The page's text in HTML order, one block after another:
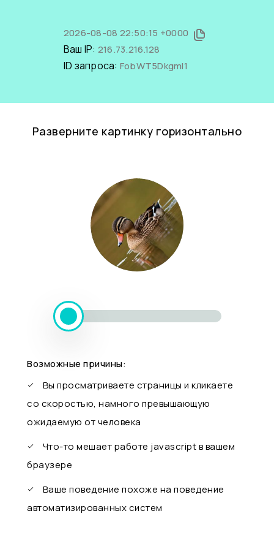
2026-08-08 22:50:15 +0000
Ваш IP: 216.73.216.128
ID запроса: FobWT5DkgmI1
Разверните картинку горизонтально
Возможные причины:
Вы просматриваете страницы и кликаете
со скоростью, намного превышающую
ожидаемую от человека
Что-то мешает работе javascript в вашем
браузере
Ваше поведение похоже на поведение
автоматизированных систем